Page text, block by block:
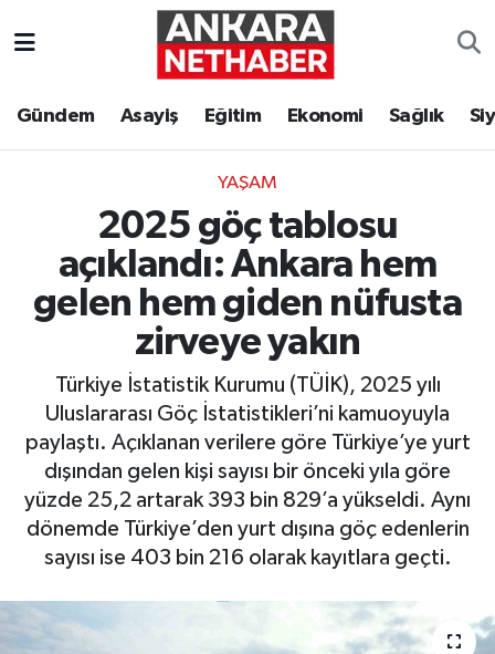
Gündem Asayiş Eğitim Ekonomi Sağlık
YAŞAM
2025 göç tablosu
açıklandı: Ankara hem
gelen hem giden nüfusta
zirveye yakın
Türkiye İstatistik Kurumu (TÜİK), 2025 yılı
Uluslararası Göç İstatistikleri’ni kamuoyuyla
paylaştı. Açıklanan verilere göre Türkiye’ye yurt
dışından gelen kişi sayısı bir önceki yıla göre
yüzde 25,2 artarak 393 bin 829’a yükseldi. Aynı
dönemde Türkiye’den yurt dışına göç edenlerin
sayısı ise 403 bin 216 olarak kayıtlara geçti.
Ekonomi
Gündem
Resmi İlanlar
Sağlık
Siyaset
Ankara Hava Durumu
Süper Lig Puan Durumu ve Fikstür
Tüm Manşetler
Son Dakika Haberleri